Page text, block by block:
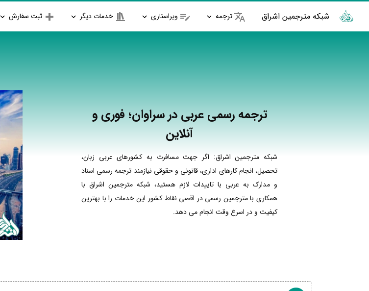
شبکه مترجمین اشراق ترجمه ویراستاری خدمات دیگر ثبت سفارش
ترجمه رسمی عربی در سراوان؛ فوری و
آنلاین
شبکه مترجمین اشراق: اگر جهت مسافرت به کشورهای عربی زبان،
تحصیل، انجام کارهای اداری، قانونی و حقوقی نیازمند ترجمه رسمی اسناد
و مدارک به عربی با تاییدات لازم هستید، شبکه مترجمین اشراق با
همکاری با مترجمین رسمی در اقصی نقاط کشور این خدمات را با بهترین
کیفیت و در اسرع وقت انجام می دهد.